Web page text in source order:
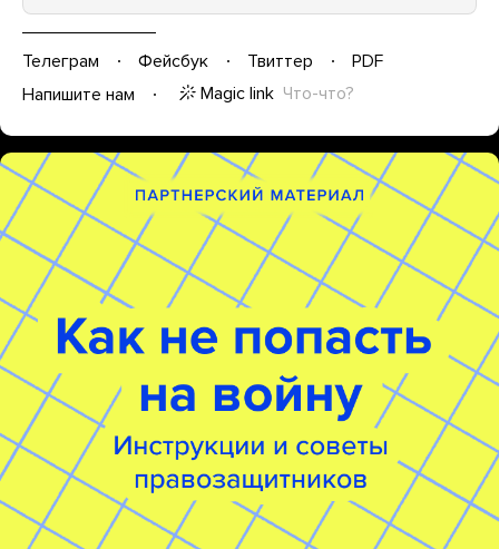
Телеграм Фейсбук Твиттер
PDF
Напишите нам
Magic link Что-что?